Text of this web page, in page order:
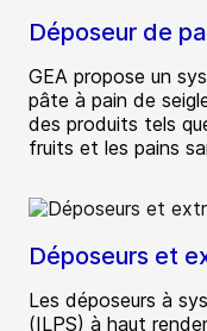
Déposeur de
GEA propose un
pâte à pain de
des produits tels
fruits et les pains
Déposeurs et
Les déposeurs à
(ILPS) à haut